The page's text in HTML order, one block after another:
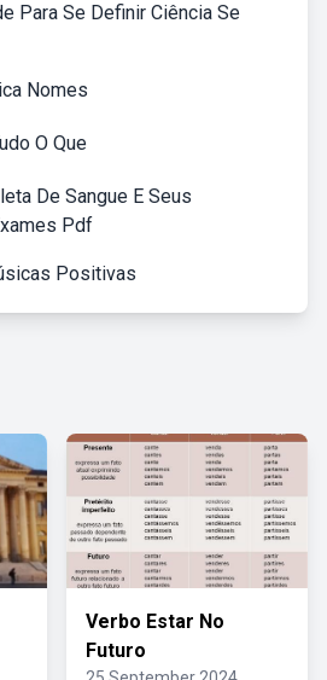
Para Se Definir Ciência Se
Nomes
O Que
De Sangue E Seus
Pdf
Positivas
Verbo Estar No
Futuro